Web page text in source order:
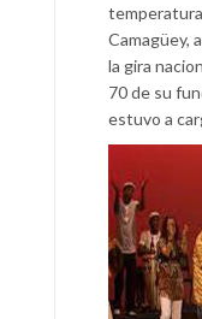
Camagüey,
la gira
70 de su
estuvo a